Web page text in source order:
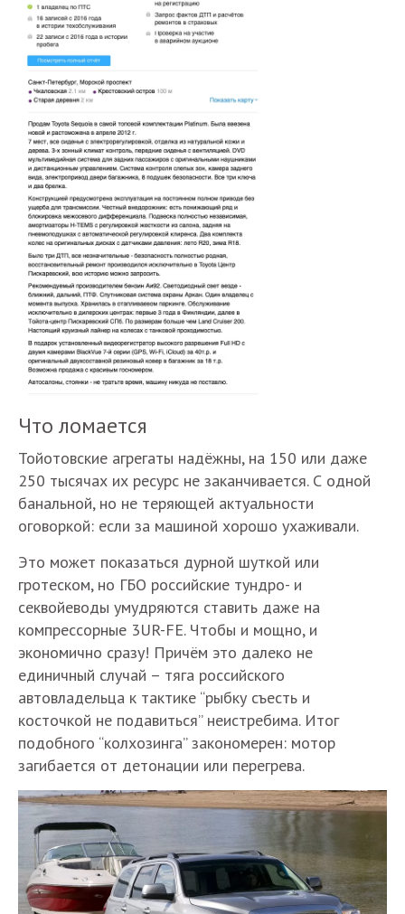
Что ломается
Тойотовские агрегаты надёжны, на 150 или даже
250 тысячах их ресурс не заканчивается. С одной
банальной, но не теряющей актуальности
оговоркой: если за машиной хорошо ухаживали.
Это может показаться дурной шуткой или
гротеском, но ГБО российские тундро- и
секвойеводы умудряются ставить даже на
компрессорные 3UR-FE. Чтобы и мощно, и
экономично сразу! Причём это далеко не
единичный случай – тяга российского
автовладельца к тактике “рыбку съесть и
косточкой не подавиться” неистребима. Итог
подобного “колхозинга” закономерен: мотор
загибается от детонации или перегрева.